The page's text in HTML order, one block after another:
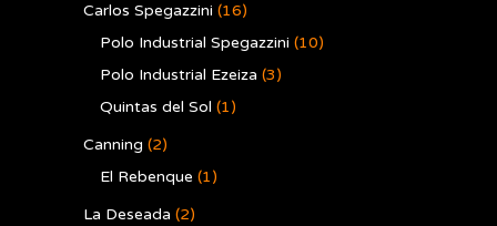
Carlos Spegazzini (16)
Polo Industrial Spegazzini (10)
Polo Industrial Ezeiza (3)
Quintas del Sol (1)
Canning (2)
El Rebenque (1)
La Deseada (2)